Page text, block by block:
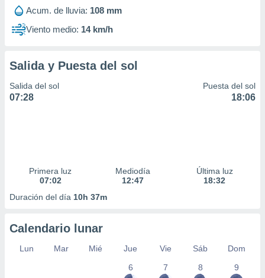
Acum. de lluvia: 108 mm
Viento medio: 14 km/h
Salida y Puesta del sol
Salida del sol
07:28
Puesta del sol
18:06
Primera luz
07:02
Mediodía
12:47
Última luz
18:32
Duración del día 10h 37m
Calendario lunar
Lun Mar Mié Jue Vie Sáb
Dom
6
7 8 9